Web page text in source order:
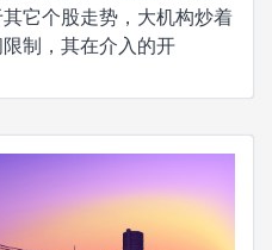
它个股走势，大机构炒着
制，其在介入的开